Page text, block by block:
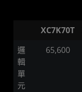
XC7K70T
邏
輯
單
元
65,600